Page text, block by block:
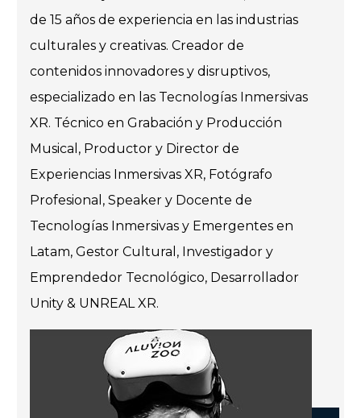
de 15 años de experiencia en las industrias
culturales y creativas. Creador de
contenidos innovadores y disruptivos,
especializado en las Tecnologías Inmersivas
XR. Técnico en Grabación y Producción
Musical, Productor y Director de
Experiencias Inmersivas XR, Fotógrafo
Profesional, Speaker y Docente de
Tecnologías Inmersivas y Emergentes en
Latam, Gestor Cultural, Investigador y
Emprendedor Tecnológico, Desarrollador
Unity & UNREAL XR.